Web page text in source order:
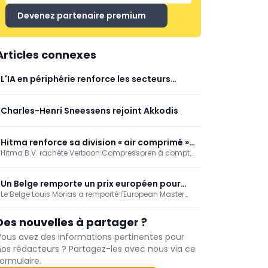
Devenez partenaire premium
connexes
L'IA en périphérie renforce les secteurs
Charles-Henri Sneessens rejoint Akkodis
Hitma renforce sa division « air comprimé »
grâce à l'acquisition de Verboon
Compressoren
Hitma B.V. rachète Verboon Compressoren à compter
services. Verboon continuera d'exercer ses activités
depuis Nootdorp sous son propre nom, avec la
même équipe ; son fondateur, Huib Verboon, restera
impliqué. Les clients ne remarqueront pratiquement
aucun changement.
Un Belge remporte un prix européen pour
son mémoire de master consacré à l'IA
générative dans la maintenance
Le Belge Louis Morias a remporté l'European Master
de la gestion des actifs. Il a été désigné lauréat
européen lors du salon EuroMaintenance, en Suède.
nouvelles à partager ?
avez des informations pertinentes pour
rédacteurs ? Partagez-les avec nous via ce